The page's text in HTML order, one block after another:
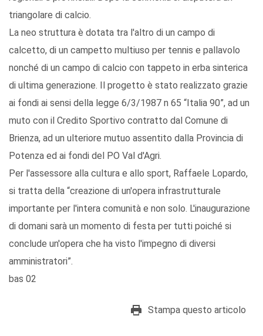
triangolare di calcio.
La neo struttura è dotata tra l'altro di un campo di
calcetto, di un campetto multiuso per tennis e pallavolo
nonché di un campo di calcio con tappeto in erba sinterica
di ultima generazione. Il progetto è stato realizzato grazie
ai fondi ai sensi della legge 6/3/1987 n 65 “Italia 90”, ad un
muto con il Credito Sportivo contratto dal Comune di
Brienza, ad un ulteriore mutuo assentito dalla Provincia di
Potenza ed ai fondi del PO Val d'Agri.
Per l'assessore alla cultura e allo sport, Raffaele Lopardo,
si tratta della “creazione di un'opera infrastrutturale
importante per l'intera comunità e non solo. L'inaugurazione
di domani sarà un momento di festa per tutti poiché si
conclude un'opera che ha visto l'impegno di diversi
amministratori”.
bas 02
Stampa questo articolo